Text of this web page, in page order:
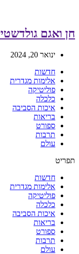
חן ואגם
ינואר 20, 2024
חדשות
אלימות מגדרית
פוליטיקה
כלכלה
איכות הסביבה
בריאות
ספורט
תרבות
עולם
תפריט
חדשות
אלימות מגדרית
פוליטיקה
כלכלה
איכות הסביבה
בריאות
ספורט
תרבות
עולם